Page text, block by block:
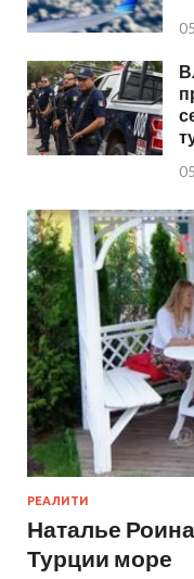
РЕАЛИТИ
Наталье
Турции море